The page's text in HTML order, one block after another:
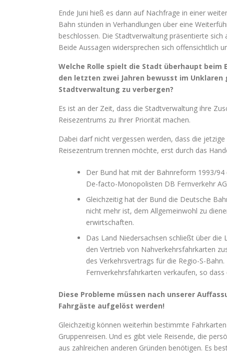
Ende Juni hieß es dann auf Nachfrage in einer
Bahn stünden in Verhandlungen über eine
beschlossen. Die Stadtverwaltung präsentierte
Beide Aussagen widersprechen sich offensichtlich
Welche Rolle spielt die Stadt überhaupt beim
den letzten zwei Jahren bewusst im
Stadtverwaltung zu verbergen?
Es ist an der Zeit, dass die Stadtverwaltung ihre
Reisezentrums zu Ihrer Priorität machen.
Dabei darf nicht vergessen werden, dass die
Reisezentrum trennen möchte, erst durch das
Der Bund hat mit der Bahnreform 1993/
De-facto-Monopolisten DB Fernverkehr
Gleichzeitig hat der Bund die Deutsche
nicht mehr ist, dem Allgemeinwohl zu
erwirtschaften.
Das Land Niedersachsen schließt über
den Vertrieb von Nahverkehrsfahrkarten
des Verkehrsvertrags für die Regio-S-
Fernverkehrsfahrkarten verkaufen, so
Diese Probleme müssen nach unserer
Fahrgäste aufgelöst werden!
Gleichzeitig können weiterhin bestimmte
Gruppenreisen. Und es gibt viele Reisende, die
aus zahlreichen anderen Gründen benötigen. Es